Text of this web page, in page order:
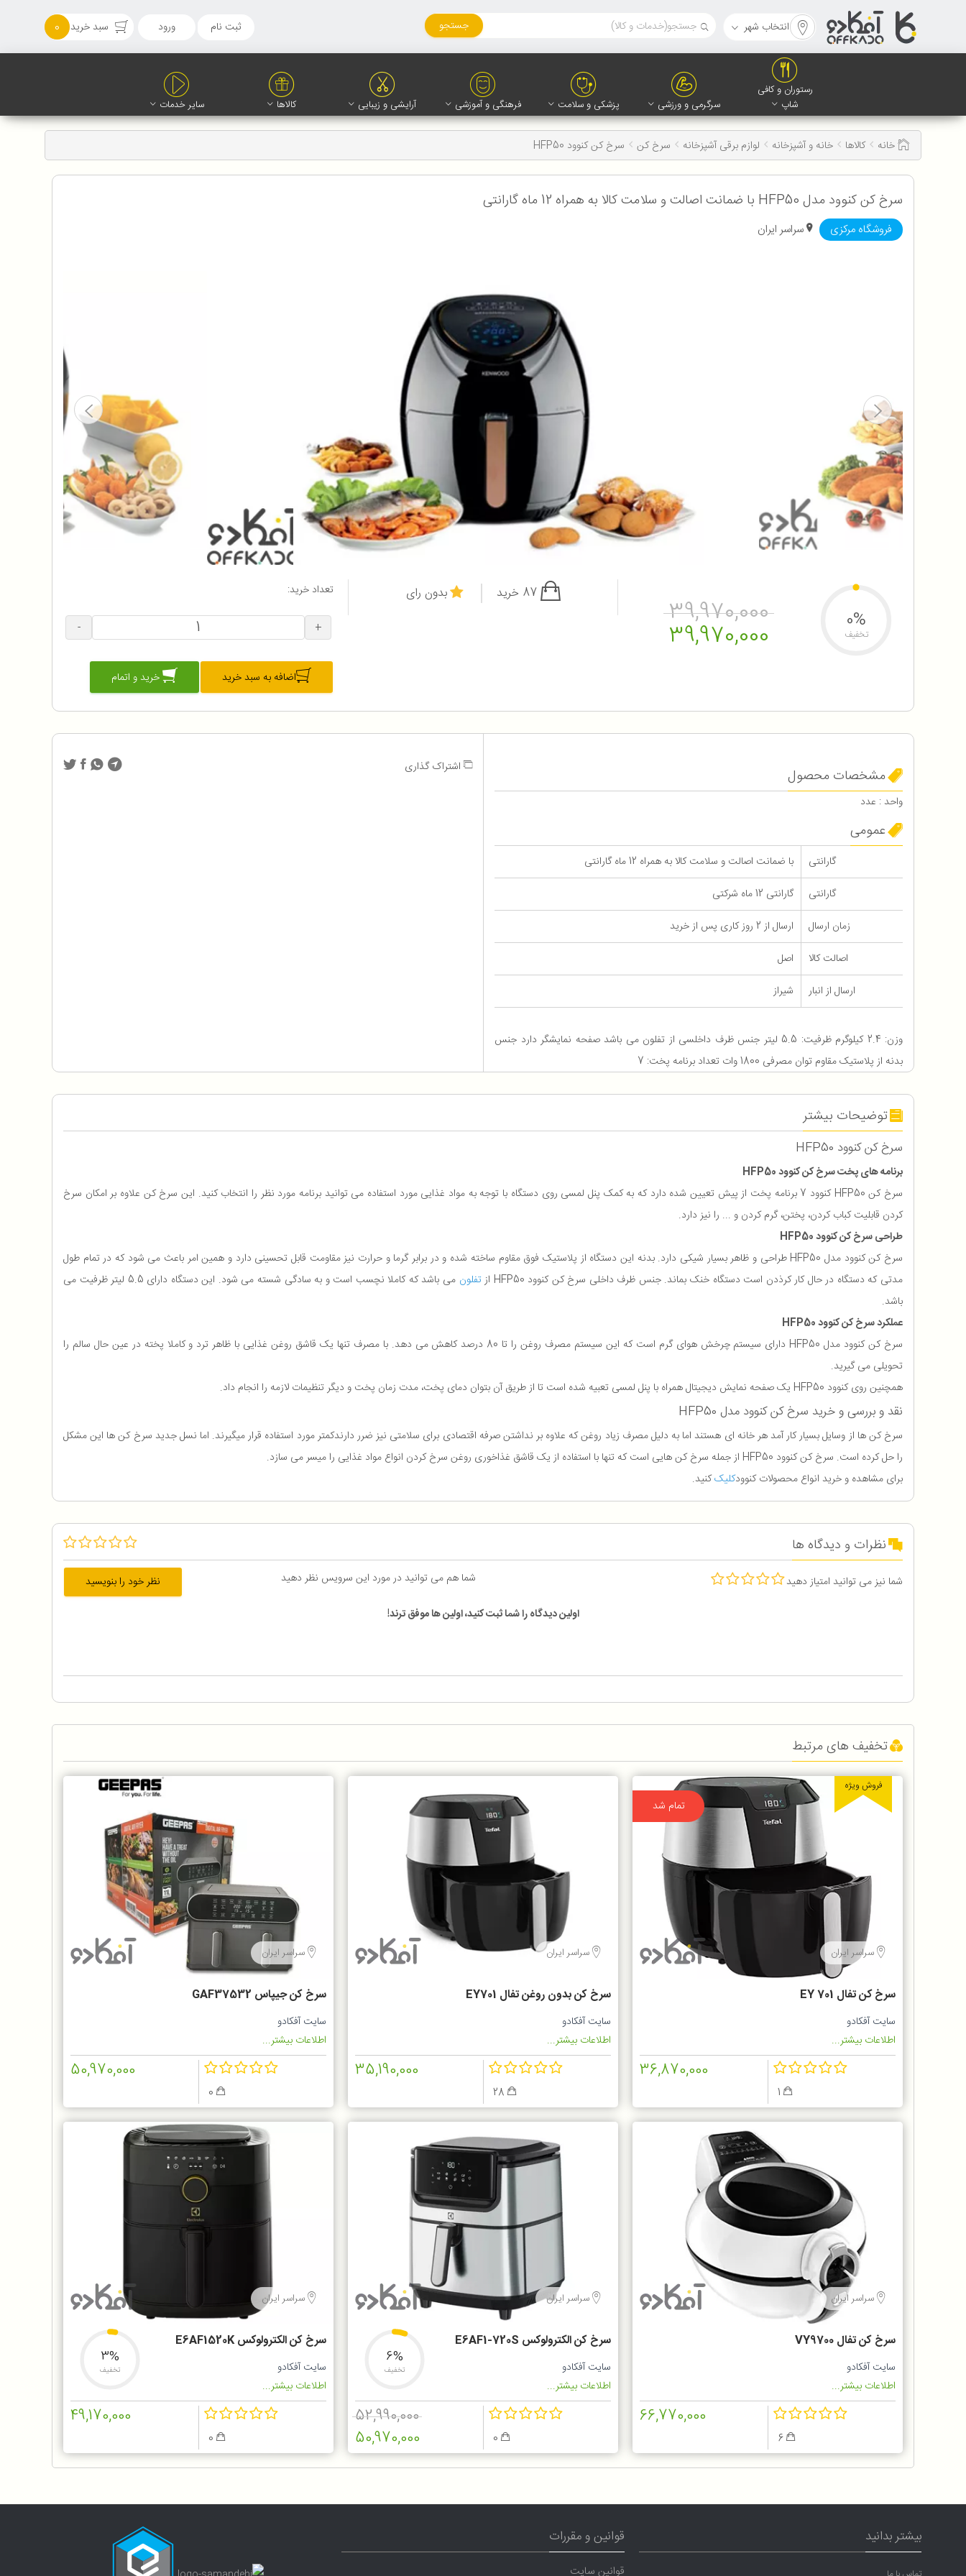
انتخاب شهر جستجو ثبت نام ورود سبد خرید 0
رستوران و کافی
شاپ
سرگرمی و ورزشی پزشکی و سلامت فرهنگی و آموزشی آرایشی و زیبایی کالاها سایر خدمات
خانه کالاها خانه و آشپزخانه لوازم برقی آشپزخانه سرخ کن سرخ کن کنوود HFP50
سرخ کن کنوود مدل HFP50 با ضمانت اصالت و سلامت کالا به همراه 12 ماه گارانتی
فروشگاه مرکزی سراسر ایران
39,970,000
39,970,000 0%
تخفیف
87 خرید بدون رای تعداد خرید:
+
-
اضافه به سبد خرید خرید و اتمام
مشخصات محصول
واحد : عدد
عمومی
گارانتی
با ضمانت اصالت و سلامت کالا به همراه 12 ماه گارانتی
گارانتی
گارانتی 12 ماه شرکتی
زمان ارسال
ارسال از 2 روز کاری پس از خرید
اصالت کالا
اصل
ارسال از انبار
شیراز
وزن: 2.4 کیلوگرم ظرفیت: 5.5 لیتر جنس ظرف داخلسی از تفلون می باشد صفحه نمایشگر دارد جنس
بدنه از پلاستیک مقاوم توان مصرفی 1800 وات تعداد برنامه پخت: 7
اشتراک گذاری
توضیحات بیشتر
سرخ کن کنوود HFP50
برنامه های پخت سرخ کن کنوود HFP50
سرخ کن HFP50 کنوود 7 برنامه پخت از پیش تعیین شده دارد که به کمک پنل لمسی روی دستگاه با توجه به مواد غذایی مورد استفاده می توانید برنامه مورد نظر را انتخاب کنید. این سرخ کن علاوه بر امکان سرخ
کردن قابلیت کباب کردن، پختن، گرم کردن و ... را نیز دارد.
طراحی سرخ کن کنوود HFP50
سرخ کن کنوود مدل HFP50 طراحی و ظاهر بسیار شیکی دارد. بدنه این دستگاه از پلاستیک فوق مقاوم ساخته شده و در برابر گرما و حرارت نیز مقاومت قابل تحسینی دارد و همین امر باعث می شود که در تمام طول
مدتی که دستگاه در حال کار کرذدن است دستگاه خنک بماند. جنس ظرف داخلی سرخ کن کنوود HFP50 از
تفلون
می باشد که کاملا نچسب است و به سادگی شسته می شود. این دستگاه دارای 5.5 لیتر ظرفیت می
باشد.
عملکرد سرخ کن کنوود HFP50
سرخ کن کنوود مدل HFP50 دارای سیستم چرخش هوای گرم است که این سیستم مصرف روغن را تا 80 درصد کاهش می دهد. با مصرف تنها یک قاشق روغن غذایی با ظاهر ترد و کاملا پخته در عین حال سالم را
تحویلی می گیرید.
همچنین روی کنوود HFP50 یک صفحه نمایش دیجیتال همراه با پنل لمسی تعبیه شده است تا از طریق آن بتوان دمای پخت، مدت زمان پخت و دیگر تنظیمات لازمه را انجام داد.
نقد و بررسی و خرید سرخ کن کنوود مدل HFP50
سرخ کن ها از وسایل بسیار کار آمد هر خانه ای هستند اما به دلیل مصرف زیاد روغن که علاوه بر نداشتن صرفه اقتصادی برای سلامتی نیز ضرر دارندکمتر مورد استفاده قرار میگیرند. اما نسل جدید سرخ کن ها این مشکل
را حل کرده است. سرخ کن کنوود HFP50 از جمله سرخ کن هایی است که تنها با استفاده از یک قاشق غذاخوری روغن سرخ کردن انواع مواد غذایی را میسر می سازد.
برای مشاهده و خرید انواع محصولات کنوودکلیککنید.
نظرات و دیدگاه ها
شما نیز می توانید امتیاز دهید شما هم می توانید در مورد این سرویس نظر دهید
نظر خود را بنویسید
اولین دیدگاه را شما ثبت کنید، اولین ها موفق ترند!
تخفیف های مرتبط
تمام شد
فروش ویژه
سراسر ایران
سرخ كن تفال EY 701
سایت آفکادو
اطلاعات بیشتر...
36,870,000
سراسر ایران
سرخ کن بدون روغن تفال EY701
سایت آفکادو
اطلاعات بیشتر...
35,190,000
سراسر ایران
سرخ کن جیپاس GAF37532
سایت آفکادو
اطلاعات بیشتر...
50,970,000
سراسر ایران
سرخ کن تفال VY9700
سایت آفکادو
اطلاعات بیشتر...
66,770,000
سراسر ایران
سرخ کن الکترولوکس E6AF1-720S
سایت آفکادو
اطلاعات بیشتر...
6%
تخفیف
52,990,000
50,970,000
سراسر ایران
سرخ کن الکترولوکس E6AF1520K
سایت آفکادو
اطلاعات بیشتر...
3%
تخفیف
49,170,000
بیشتر بدانید قوانین و مقررات
قوانین سایت